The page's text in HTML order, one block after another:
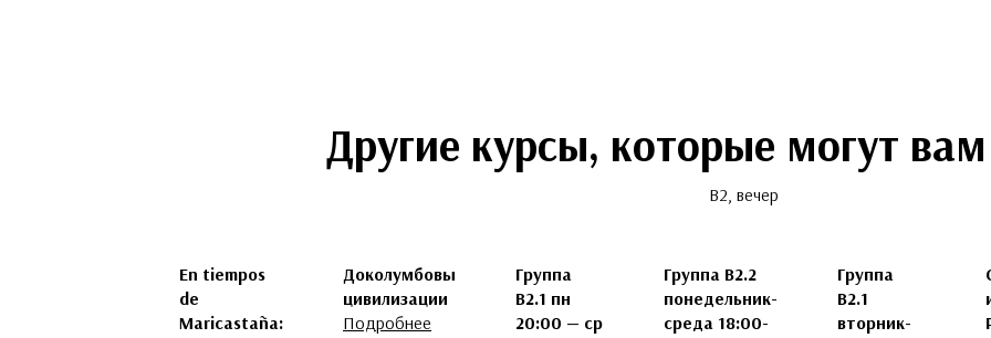
Другие курсы, которые могут
B2, вечер
En tiempos
de
Maricastaña:
Доколумбовы
цивилизации
Подробнее
Группа
В2.1 пн
20:00 — ср
Группа В2.2
понедельник-
среда 18:00-
Группа
B2.1
вторник-